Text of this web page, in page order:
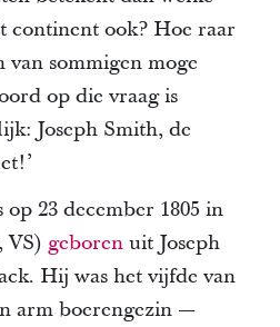
continent ook? Hoe raar
sommigen moge
op die vraag is
Joseph Smith, de
23 december 1805 in
VS) geborenuit Joseph
Hij was het vijfde van
arm boerengezin —